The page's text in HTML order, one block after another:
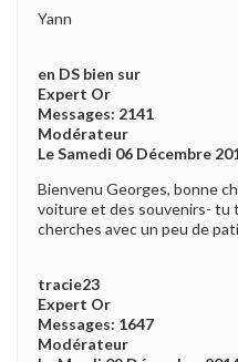
Yann
en DS bien sur
Expert Or
Messages: 2141
Modérateur
Le Samedi 06 Décembre
Bienvenu Georges, bonne
voiture et des souvenirs- tu
cherches avec un peu de
tracie23
Expert Or
Messages: 1647
Modérateur